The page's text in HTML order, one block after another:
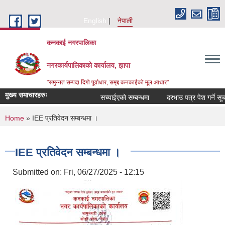
English
नेपाली
कनकाई नगरपालिका
नगरकार्यपालिकाको कार्यालय, झापा
"समुन्नत सम्पदा दिगो पूर्वाधार, समृद्द कनकाईको मूल आधार"
मुख्य समाचारहरुः सच्याईएको सम्बन्धमा दरभाउ पत्र पेश गर्ने सूचना
You are here
Home » IEE प्रतिवेदन सम्बन्धमा ।
IEE प्रतिवेदन सम्बन्धमा ।
Submitted on: Fri, 06/27/2025 - 12:15